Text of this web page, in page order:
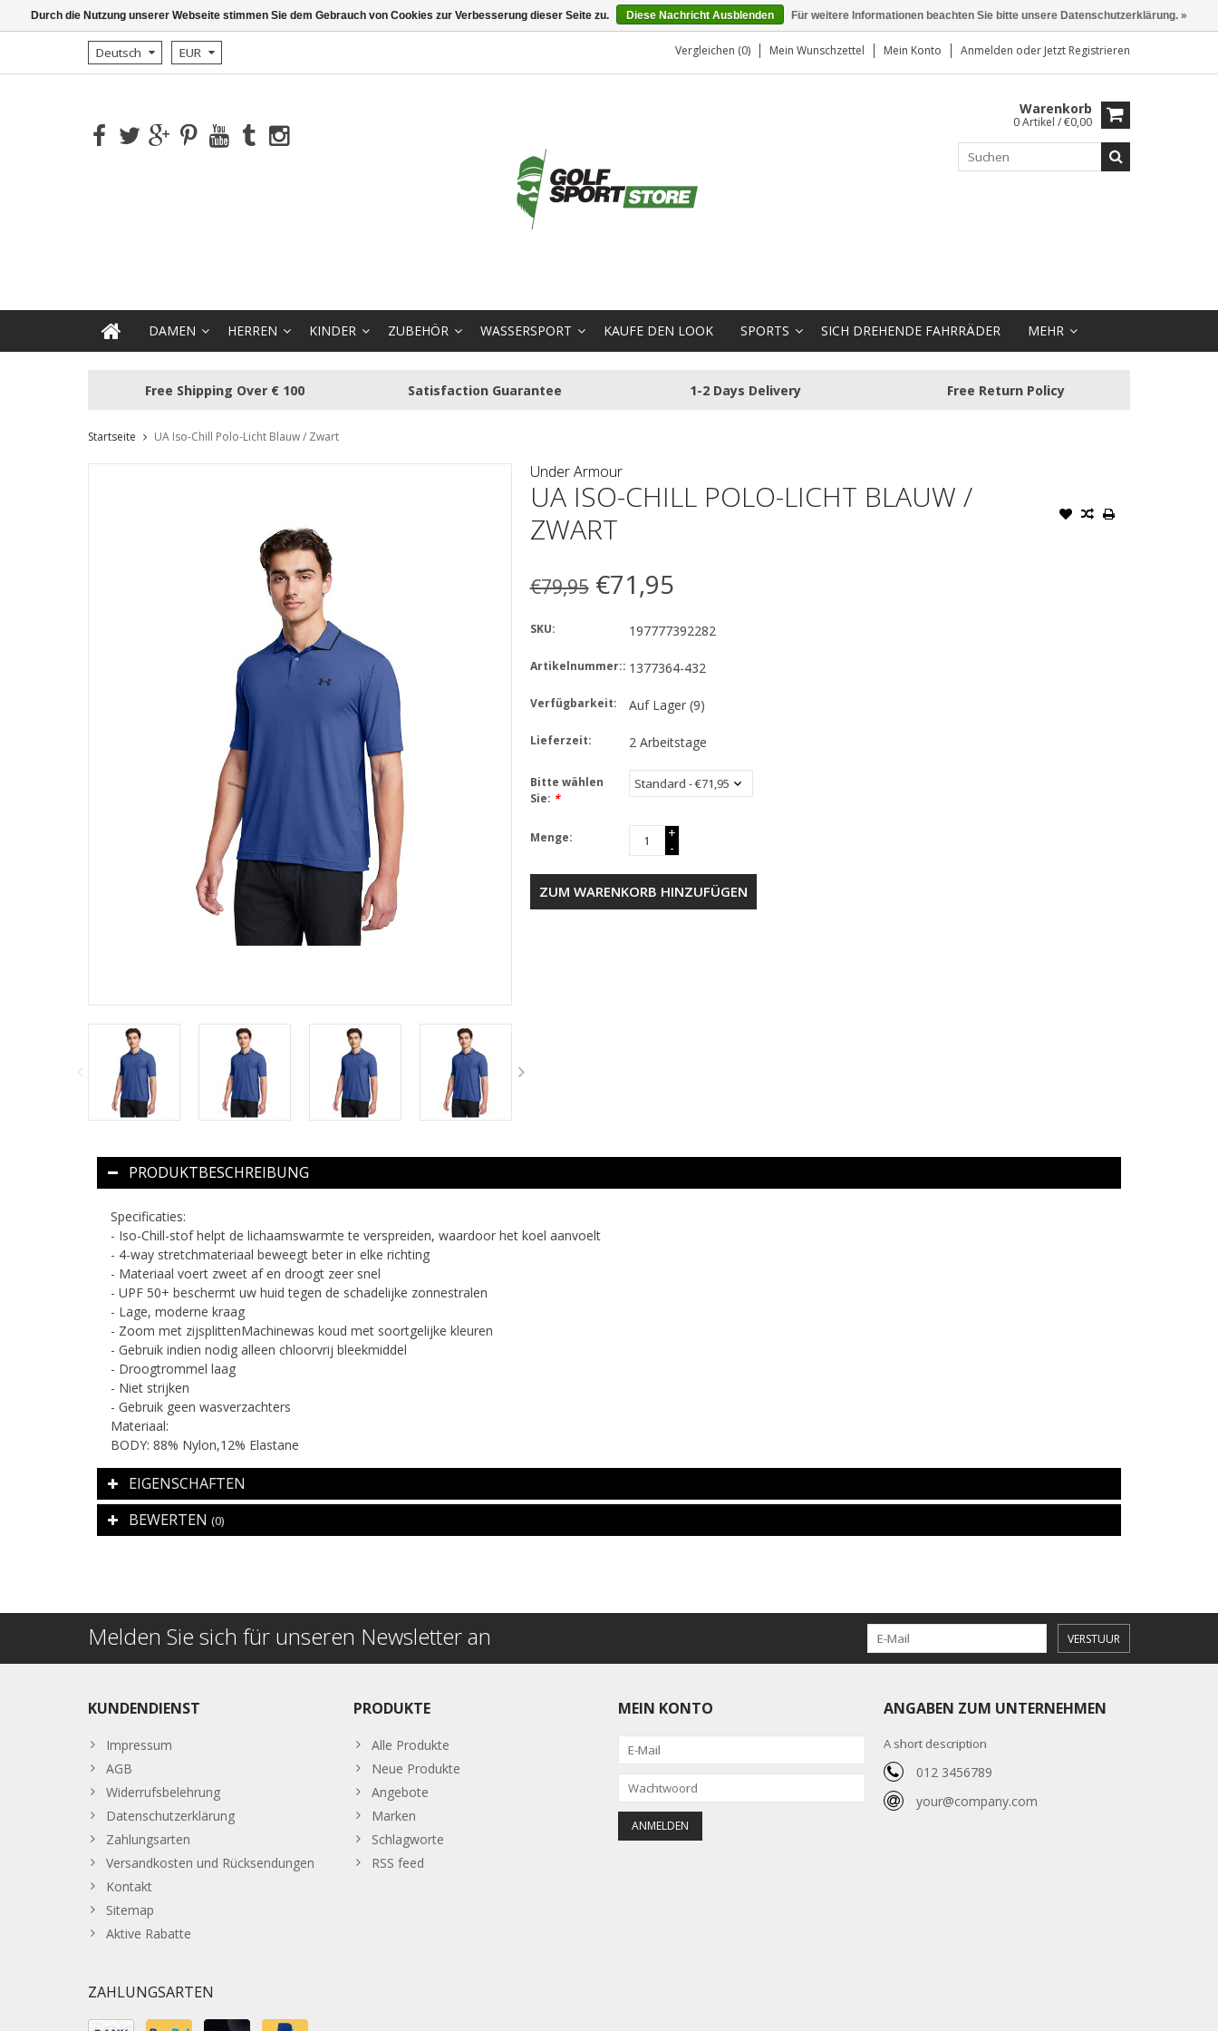
Deutsch EUR Vergleichen (0) Mein Wunschzettel Mein Konto Anmelden oder Jetzt Registrieren
Warenkorb
0 Artikel / €0,00
DAMEN HERREN KINDER ZUBEHÖR WASSERSPORT KAUFE DEN LOOK SPORTS SICH DREHENDE FAHRRÄDER MEHR
Free Shipping Over € 100 Satisfaction Guarantee 1-2 Days Delivery Free Return Policy
Startseite UA Iso-Chill Polo-Licht Blauw / Zwart
Under Armour
UA ISO-CHILL POLO-LICHT BLAUW /
ZWART
€79,95 €71,95
SKU: 197777392282
Artikelnummer:: 1377364-432
Verfügbarkeit: Auf Lager(9)
Lieferzeit: 2 Arbeitstage
Bitte wählen
Sie: *
Menge:
+
-
ZUM WARENKORB HINZUFÜGEN
PRODUKTBESCHREIBUNG
Specificaties:
- Iso-Chill-stof helpt de lichaamswarmte te verspreiden, waardoor het koel aanvoelt
- 4-way stretchmateriaal beweegt beter in elke richting
- Materiaal voert zweet af en droogt zeer snel
- UPF 50+ beschermt uw huid tegen de schadelijke zonnestralen
- Lage, moderne kraag
- Zoom met zijsplittenMachinewas koud met soortgelijke kleuren
- Gebruik indien nodig alleen chloorvrij bleekmiddel
- Droogtrommel laag
- Niet strijken
- Gebruik geen wasverzachters
Materiaal:
BODY: 88% Nylon,12% Elastane
EIGENSCHAFTEN
BEWERTEN (0)
Melden Sie sich für unseren Newsletter an VERSTUUR
KUNDENDIENST
Impressum
AGB
Widerrufsbelehrung
Datenschutzerklärung
Zahlungsarten
Versandkosten und Rücksendungen
Kontakt
Sitemap
Aktive Rabatte
PRODUKTE
Alle Produkte
Neue Produkte
Angebote
Marken
Schlagworte
RSS feed
MEIN KONTO ANGABEN ZUM UNTERNEHMEN
A short description
012 3456789
your@company.com
ZAHLUNGSARTEN
Durch die Nutzung unserer Webseite stimmen Sie dem Gebrauch von Cookies zur Verbesserung dieser Seite zu. Diese Nachricht Ausblenden Für weitere Informationen beachten Sie bitte unsere Datenschutzerklärung. »